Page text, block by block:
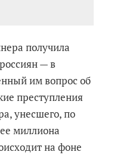
получила
— в
им вопрос об
преступления
унесшего, по
миллиона
на фоне